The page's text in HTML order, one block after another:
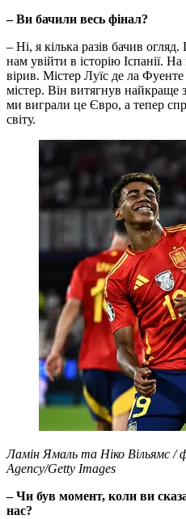
– Ви бачили весь фінал?
– Ні, я кілька разів бачив
нам увійти в історію Іспанії.
вірив. Містер Луїс де ла
містер. Він витягнув найкраще
ми виграли це Євро, а тепер
світу.
Ламін Ямаль та Ніко Вільямс /
Agency/Getty Images
– Чи був момент, коли ви
нас?